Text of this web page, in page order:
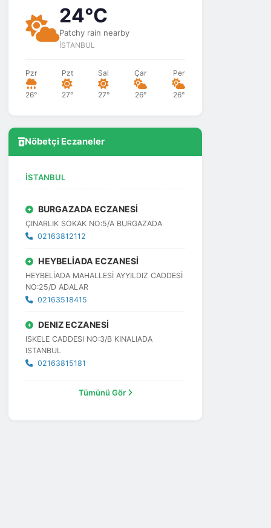
24°C
Patchy rain nearby
İSTANBUL
Pzr
26°
Pzt
27°
Sal
27°
Çar
26°
Per
26°
Nöbetçi Eczaneler
İSTANBUL
BURGAZADA ECZANESİ
ÇINARLIK SOKAK NO:5/A BURGAZADA
02163812112
HEYBELİADA ECZANESİ
HEYBELİADA MAHALLESİ AYYILDIZ CADDESİ
NO:25/D ADALAR
02163518415
DENIZ ECZANESİ
ISKELE CADDESI NO:3/B KINALIADA
ISTANBUL
02163815181
Tümünü Gör